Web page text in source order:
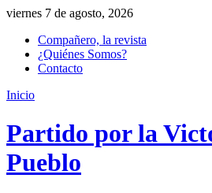
viernes 7 de agosto, 2026
Compañero, la revista
¿Quiénes Somos?
Contacto
Inicio
Partido por la
Pueblo